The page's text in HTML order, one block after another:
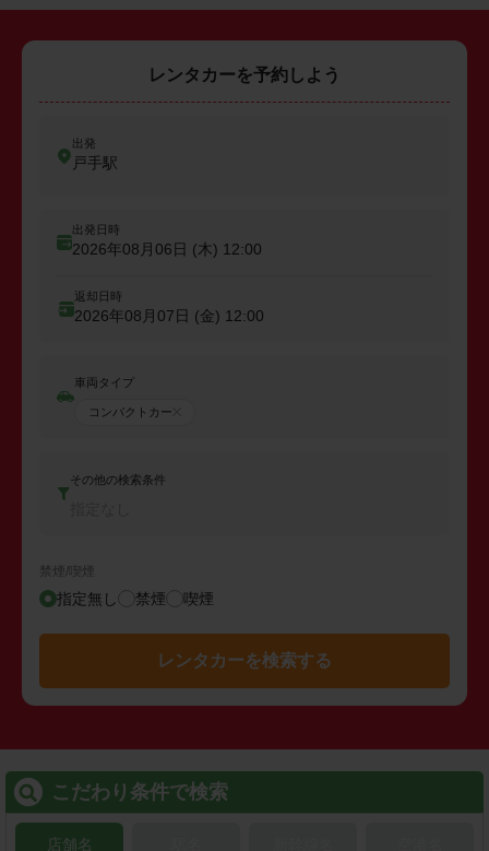
レンタカーを予約しよう
出発
戸手駅
出発日時
2026年08月06日 (木) 12:00
返却日時
2026年08月07日 (金) 12:00
車両タイプ
コンパクトカー
その他の検索条件
禁煙/喫煙
指定無し 禁煙 喫煙
レンタカーを検索する
こだわり条件で検索
店舗名